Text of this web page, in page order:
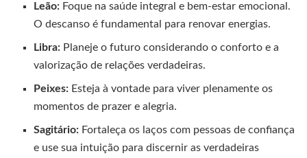
Leão: Foque na saúde integral e bem-estar emocional.
O descanso é fundamental para renovar energias.
Libra: Planeje o futuro considerando o conforto e a
valorização de relações verdadeiras.
Peixes: Esteja à vontade para viver plenamente os
momentos de prazer e alegria.
Sagitário: Fortaleça os laços com pessoas de confiança
e use sua intuição para discernir as verdadeiras